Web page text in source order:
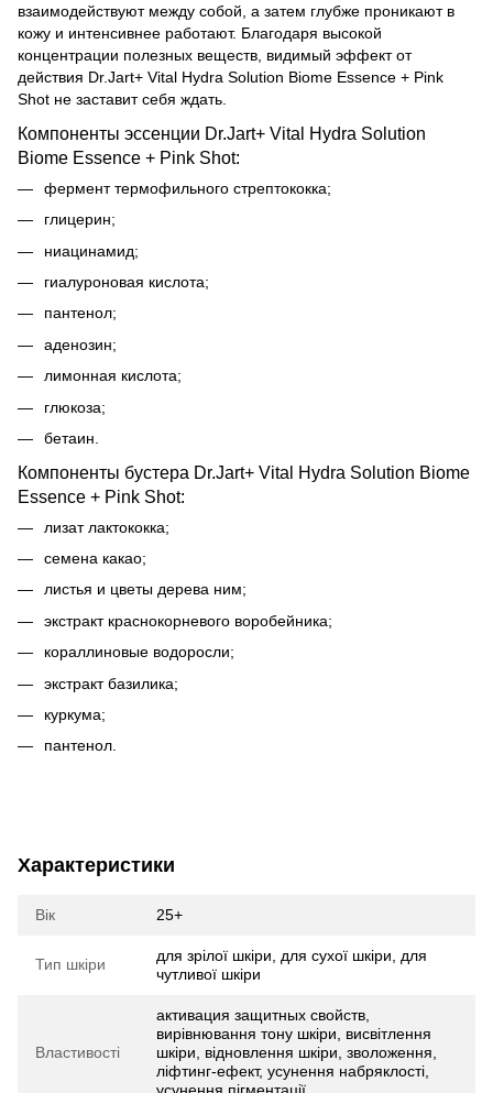
взаимодействуют между собой, а затем глубже проникают в
кожу и интенсивнее работают. Благодаря высокой
концентрации полезных веществ, видимый эффект от
действия Dr.Jart+ Vital Hydra Solution Biome Essence + Pink
Shot не заставит себя ждать.
Компоненты эссенции Dr.Jart+ Vital Hydra Solution
Biome Essence + Pink Shot:
фермент термофильного стрептококка;
глицерин;
ниацинамид;
гиалуроновая кислота;
пантенол;
аденозин;
лимонная кислота;
глюкоза;
бетаин.
Компоненты бустера Dr.Jart+ Vital Hydra Solution Biome
Essence + Pink Shot:
лизат лактококка;
семена какао;
листья и цветы дерева ним;
экстракт краснокорневого воробейника;
кораллиновые водоросли;
экстракт базилика;
куркума;
пантенол.
Характеристики
Вік 25+
Тип шкіри
для зрілої шкіри, для сухої шкіри, для
чутливої шкіри
Властивості
активация защитных свойств,
вирівнювання тону шкіри, висвітлення
шкіри, відновлення шкіри, зволоження,
ліфтинг-ефект, усунення набряклості,